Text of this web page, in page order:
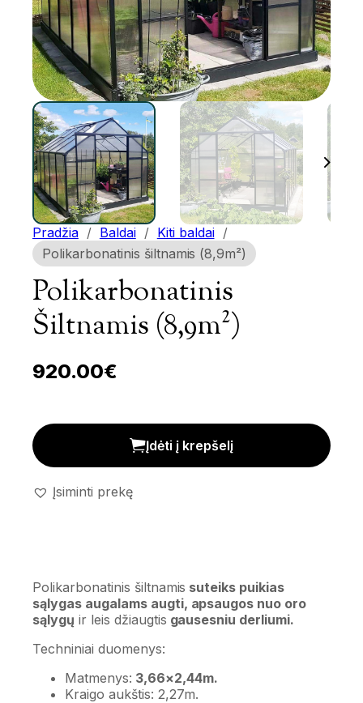
Pradžia / Baldai / Kiti baldai /
Polikarbonatinis šiltnamis (8,9m²)
Polikarbonatinis
Šiltnamis (8,9m²)
920.00€
Polikarbonatinis šiltnamis (8,9m²) kiekis
Įdėti į krepšelį
Įsiminti prekę
Polikarbonatinis šiltnamis suteiks puikias
sąlygas augalams augti, apsaugos nuo oro
sąlygų ir leis džiaugtis gausesniu derliumi.
Techniniai duomenys:
Matmenys: 3,66×2,44m.
Kraigo aukštis: 2,27m.